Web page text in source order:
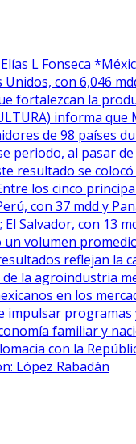
L Fonseca
con 6,046
fortalezcan la
informa
de 98 países
al pasar
resultado se
los cinco
con 37 mdd y
Salvador, con 13
volumen
reflejan
la agroindustria
en los
familiar y
con la
López Rabadán